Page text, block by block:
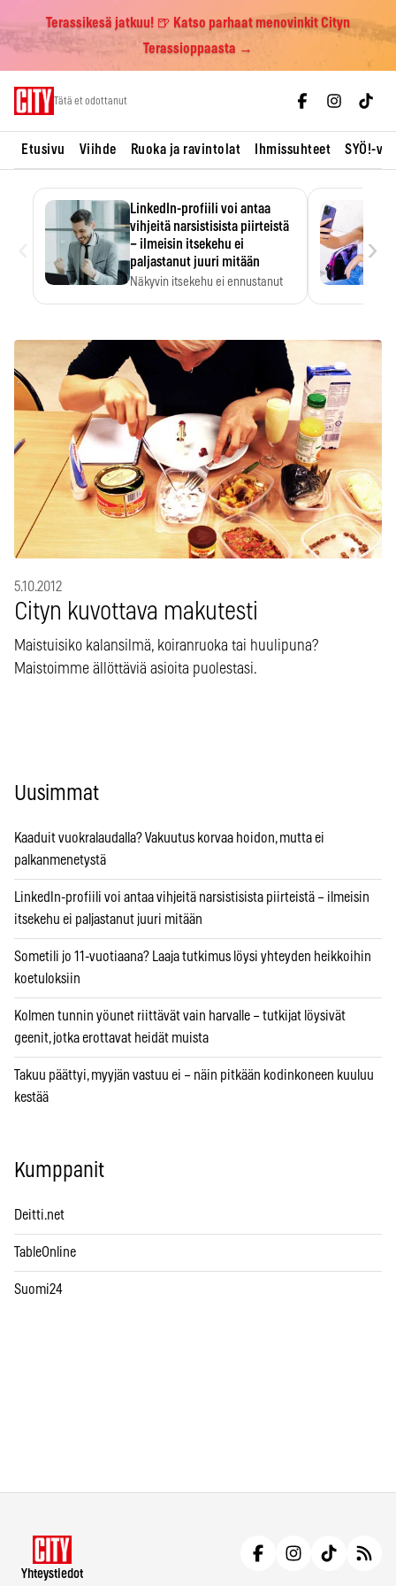
Terassikesä jatkuu! 🍺 Katso parhaat menovinkit Cityn
Terassioppaasta →
Tätä et odottanut
Etusivu Viihde Ruoka ja ravintolat Ihmissuhteet SYÖ!-
LinkedIn-profiili voi antaa
vihjeitä narsistisista piirteistä
– ilmeisin itsekehu ei
paljastanut juuri mitään
Näkyvin itsekehu ei ennustanut
›
5.10.2012
Cityn kuvottava makutesti
Maistuisiko kalansilmä, koiranruoka tai huulipuna?
Maistoimme ällöttäviä asioita puolestasi.
Uusimmat
Kaaduit vuokralaudalla? Vakuutus korvaa hoidon, mutta ei
palkanmenetystä
LinkedIn-profiili voi antaa vihjeitä narsistisista piirteistä – ilmeisin
itsekehu ei paljastanut juuri mitään
Sometili jo 11-vuotiaana? Laaja tutkimus löysi yhteyden heikkoihin
koetuloksiin
Kolmen tunnin yöunet riittävät vain harvalle – tutkijat löysivät
geenit, jotka erottavat heidät muista
Takuu päättyi, myyjän vastuu ei – näin pitkään kodinkoneen kuuluu
kestää
Kumppanit
Deitti.net
TableOnline
Suomi24
Yhteystiedot